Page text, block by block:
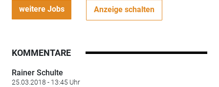
weitere Jobs Anzeige schalten
KOMMENTARE
Rainer Schulte
25.03.2018 - 13:45 Uhr